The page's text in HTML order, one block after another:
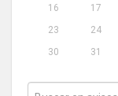
16
17
23
24
30
31